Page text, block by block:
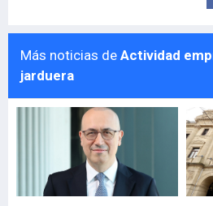
Más noticias de Actividad
jarduera